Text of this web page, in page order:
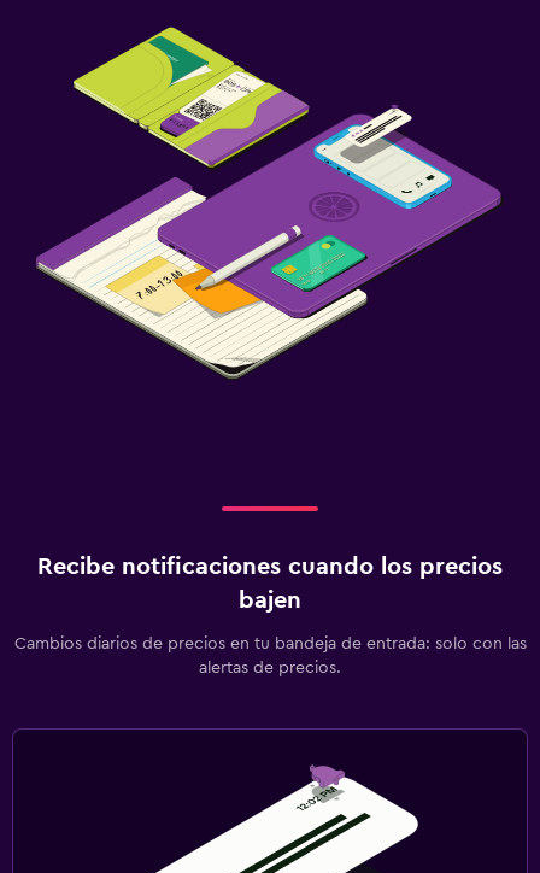
Recibe notificaciones cuando los precios
bajen
Cambios diarios de precios en tu bandeja de entrada: solo con las
alertas de precios.